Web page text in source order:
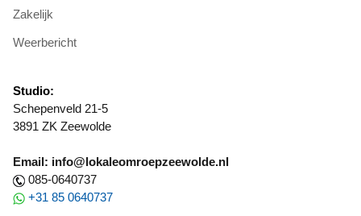
Zakelijk
Weerbericht
Studio:
Schepenveld 21-5
3891 ZK Zeewolde
Email: info@lokaleomroepzeewolde.nl
085-0640737
+31 85 0640737